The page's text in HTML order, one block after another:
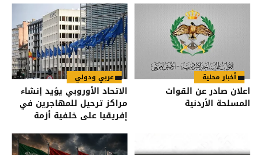
أخبار محلية
اعلان صادر عن القوات
المسلحة الأردنية
عربي ودولي
الاتحاد الأوروبي يؤيد إنشاء
مراكز ترحيل للمهاجرين في
إفريقيا على خلفية أزمة